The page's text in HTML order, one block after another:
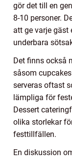
gör det till en
8-10 personer.
att ge varje gäst
underbara
Det finns också
såsom
serveras oftast
lämpliga för
Dessert
olika storlekar
festtillfällen.
En diskussion